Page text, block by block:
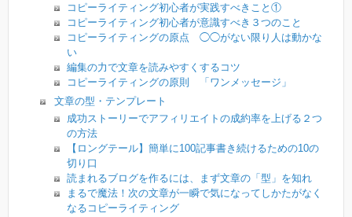
コピーライティング初心者が実践すべきこと①
コピーライティング初心者が意識すべき３つのこと
コピーライティングの原点 ◯◯がない限り人は動かな
い
編集の力で文章を読みやすくするコツ
コピーライティングの原則 「ワンメッセージ」
文章の型・テンプレート
成功ストーリーでアフィリエイトの成約率を上げる２つ
の方法
【ロングテール】簡単に100記事書き続けるための10の
切り口
読まれるブログを作るには、まず文章の「型」を知れ
まるで魔法！次の文章が一瞬で気になってしかたがなく
なるコピーライティング